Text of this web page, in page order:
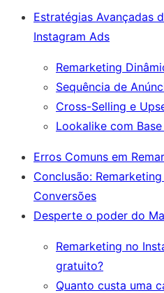
Estratégias Avançadas
Instagram Ads
Remarketing
Sequência de
Cross-Selling e
Lookalike com
Erros Comuns em
Conclusão:
Conversões
Desperte o poder do
Remarketing no
gratuito?
Quanto custa uma